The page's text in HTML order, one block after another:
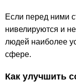
Если перед ними
нивелируются и
людей наиболее
сфере.
Как улучшить